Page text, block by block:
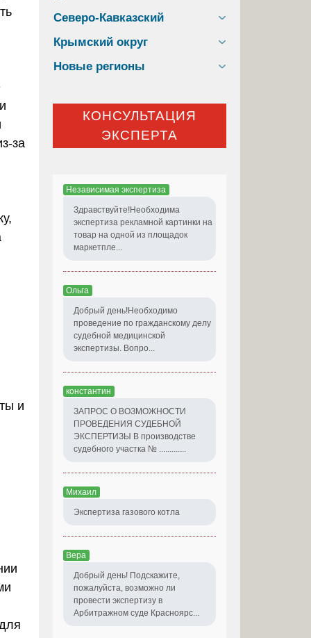
за
и
Северо-Кавказский
Крымский округ
Новые регионы
КОНСУЛЬТАЦИЯ
ЭКСПЕРТА
Независимая экспертиза
Здравствуйте!Необходима
экспертиза рекламной картинки на
товар на одной из площадок
маркетпле...
Ольга
Добрый день!Необходимо
проведение по гражданскому делу
судебной медицинской
экспертизы. Вопро...
константин
ЗАПРОС О ВОЗМОЖНОСТИ
ПРОВЕДЕНИЯ СУДЕБНОЙ
ЭКСПЕРТИЗЫ В производстве
судебного участка № .............
Михаил
Экспертиза газового котла
Вера
Добрый день! Подскажите,
пожалуйста, возможно ли
провести экспертизу в
Арбитражном суде Красноярс...